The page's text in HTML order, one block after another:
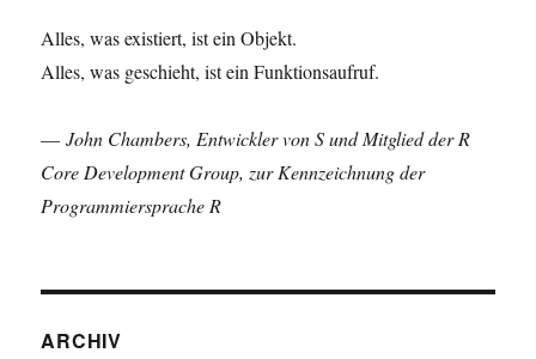
Alles, was existiert, ist ein Objekt.
Alles, was geschieht, ist ein Funktionsaufruf.
—John Chambers, Entwickler von S und Mitglied der R
Core Development Group, zur Kennzeichnung der
Programmiersprache R
ARCHIV